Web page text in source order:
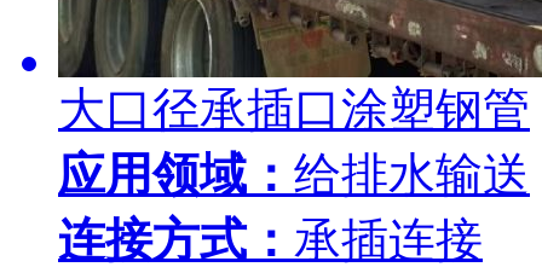
大口径承插口涂塑钢管
应用领域： 给排水输送
连接方式： 承插连接